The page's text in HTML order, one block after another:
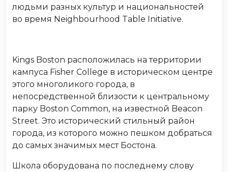
людьми разных культур и национальностей
во время Neighbourhood Table Initiative.
Kings Boston расположилась на территории
кампуса Fisher College в историческом центре
этого многоликого города, в
непосредственной близости к центральному
парку Boston Common, на известной Beacon
Street. Это исторический стильный район
города, из которого можно пешком добраться
до самых значимых мест Бостона.
Школа оборудована по последнему слову